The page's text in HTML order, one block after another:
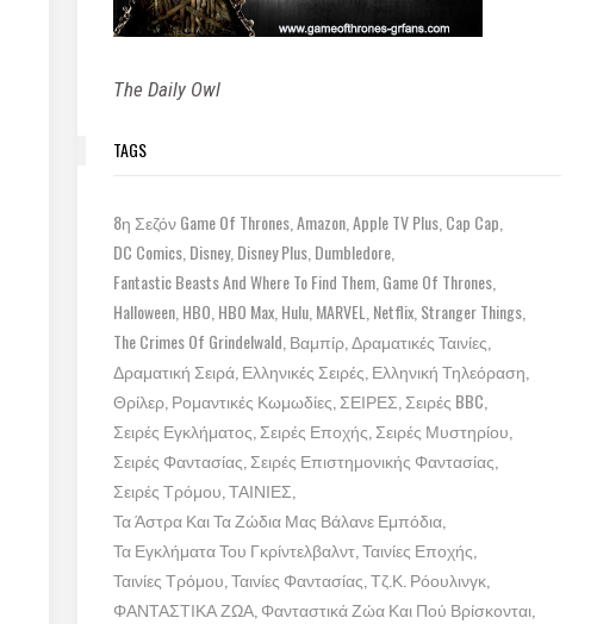
The Daily Owl
TAGS
8η Σεζόν Game Of Thrones Amazon Apple TV Plus Cap Cap
DC Comics Disney Disney Plus Dumbledore
Fantastic Beasts And Where To Find Them Game Of Thrones
Halloween HBO HBO Max Hulu MARVEL Netflix Stranger Things
The Crimes Of Grindelwald Βαμπίρ Δραματικές Ταινίες
Δραματική Σειρά Ελληνικές Σειρές Ελληνική Τηλεόραση
Θρίλερ Ρομαντικές Κωμωδίες ΣΕΙΡΕΣ Σειρές BBC
Σειρές Εγκλήματος Σειρές Εποχής Σειρές Μυστηρίου
Σειρές Φαντασίας Σειρές Επιστημονικής Φαντασίας
Σειρές Τρόμου ΤΑΙΝΙΕΣ
Τα Άστρα Και Τα Ζώδια Μας Βάλανε Εμπόδια
Τα Εγκλήματα Του Γκρίντελβαλντ Ταινίες Εποχής
Ταινίες Τρόμου Ταινίες Φαντασίας Τζ.Κ. Ρόουλινγκ
ΦΑΝΤΑΣΤΙΚΑ ΖΩΑ Φανταστικά Ζώα Και Πού Βρίσκονται